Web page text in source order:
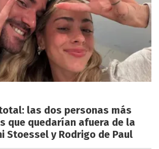
las dos personas más
que quedarían afuera de la
Stoessel y Rodrigo de Paul